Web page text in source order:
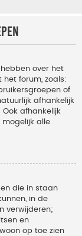
over het
het forum, zoals:
of
afhankelijk
afhankelijk
mogelijk alle
die in staan
in de
verwijderen;
en
op toe zien